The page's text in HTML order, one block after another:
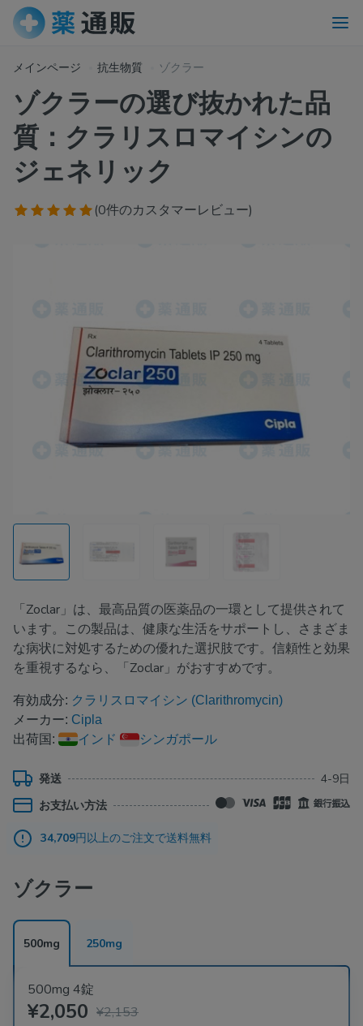
メインページ 抗生物質 ゾクラー
ゾクラーの選び抜かれた品
質：クラリスロマイシンの
ジェネリック
(0件のカスタマーレビュー)
「Zoclar」は、最高品質の医薬品の一環として提供されて
います。この製品は、健康な生活をサポートし、さまざま
な病状に対処するための優れた選択肢です。信頼性と効果
を重視するなら、「Zoclar」がおすすめです。
有効成分: クラリスロマイシン (Clarithromycin)
メーカー: Cipla
出荷国:
インド シンガポール
発送
4-9日
お支払い方法
34,709円以上のご注文で送料無料
ゾクラー
500mg 250mg
500mg 4錠
¥2,050 ¥2,153